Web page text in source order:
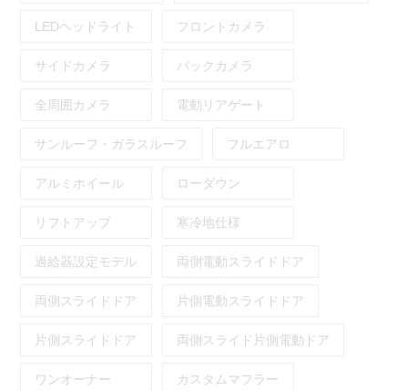
LEDヘッドライト フロントカメラ
サイドカメラ バックカメラ
全周囲カメラ 電動リアゲート
サンルーフ・ガラスルーフ フルエアロ
アルミホイール ローダウン
リフトアップ 寒冷地仕様
過給器設定モデル 両側電動スライドドア
両側スライドドア 片側電動スライドドア
片側スライドドア 両側スライド片側電動ドア
ワンオーナー カスタムマフラー